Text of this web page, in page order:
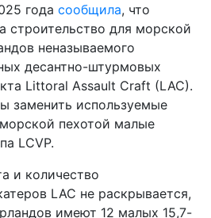
года сообщила, что
строительство для морской
неназываемого
десантно-штурмовых
Littoral Assault Craft (LAC).
заменить используемые
пехотой малые
LCVP.
и количество
LAC не раскрывается,
имеют 12 малых 15,7-